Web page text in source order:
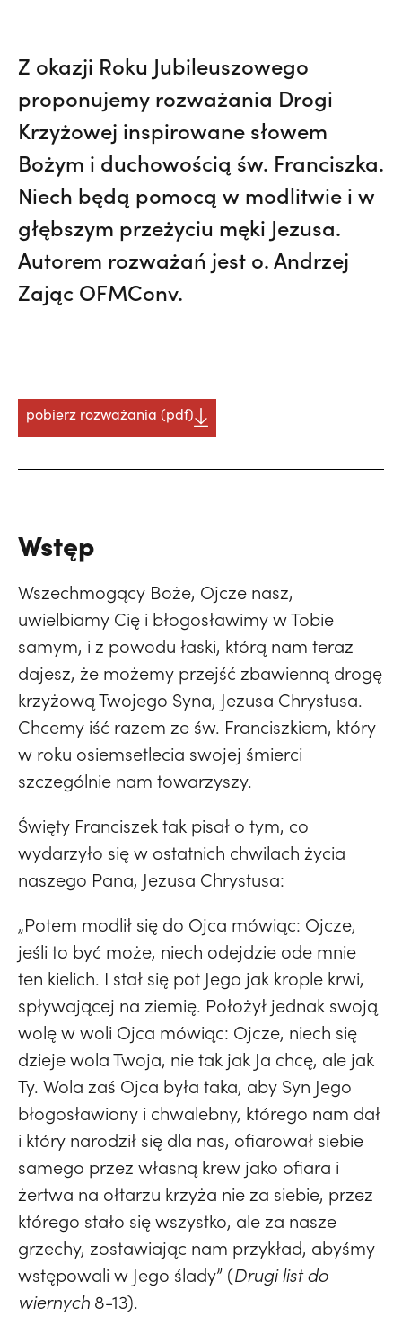
Z okazji Roku Jubileuszowego
proponujemy rozważania Drogi
Krzyżowej inspirowane słowem
Bożym i duchowością św. Franciszka.
Niech będą pomocą w modlitwie i w
głębszym przeżyciu męki Jezusa.
Autorem rozważań jest o. Andrzej
Zając OFMConv.
pobierz rozważania (pdf)
Wstęp
Wszechmogący Boże, Ojcze nasz,
uwielbiamy Cię i błogosławimy w Tobie
samym, i z powodu łaski, którą nam teraz
dajesz, że możemy przejść zbawienną drogę
krzyżową Twojego Syna, Jezusa Chrystusa.
Chcemy iść razem ze św. Franciszkiem, który
w roku osiemsetlecia swojej śmierci
szczególnie nam towarzyszy.
Święty Franciszek tak pisał o tym, co
wydarzyło się w ostatnich chwilach życia
naszego Pana, Jezusa Chrystusa:
„Potem modlił się do Ojca mówiąc: Ojcze,
jeśli to być może, niech odejdzie ode mnie
ten kielich. I stał się pot Jego jak krople krwi,
spływającej na ziemię. Położył jednak swoją
wolę w woli Ojca mówiąc: Ojcze, niech się
dzieje wola Twoja, nie tak jak Ja chcę, ale jak
Ty. Wola zaś Ojca była taka, aby Syn Jego
błogosławiony i chwalebny, którego nam dał
i który narodził się dla nas, ofiarował siebie
samego przez własną krew jako ofiara i
żertwa na ołtarzu krzyża nie za siebie, przez
którego stało się wszystko, ale za nasze
grzechy, zostawiając nam przykład, abyśmy
wstępowali w Jego ślady” (Drugi list do
wiernych 8-13).